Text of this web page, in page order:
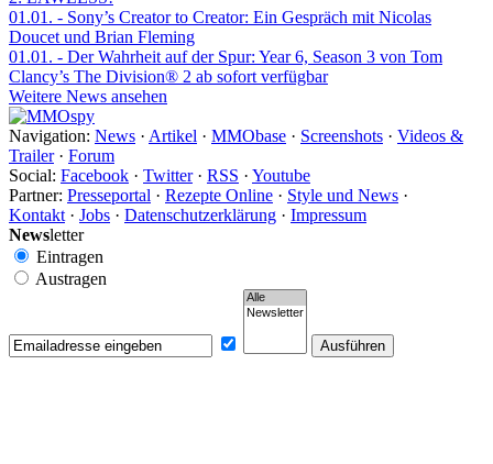
01.01. - Sony’s Creator to Creator: Ein Gespräch mit Nicolas
Doucet und Brian Fleming
01.01. - Der Wahrheit auf der Spur: Year 6, Season 3 von Tom
Clancy’s The Division® 2 ab sofort verfügbar
Weitere News ansehen
Navigation: News · Artikel · MMObase · Screenshots · Videos &
Trailer· Forum
Social: Facebook · Twitter· RSS · Youtube
Partner: Presseportal · Rezepte Online · Style und News ·
Kontakt · Jobs · Datenschutzerklärung · Impressum
Newsletter
Eintragen
Austragen